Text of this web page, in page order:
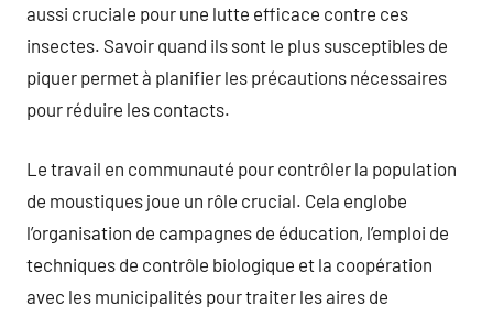
aussi cruciale pour une lutte efficace contre ces
insectes. Savoir quand ils sont le plus susceptibles de
piquer permet à planifier les précautions nécessaires
pour réduire les contacts.
Le travail en communauté pour contrôler la population
de moustiques joue un rôle crucial. Cela englobe
l’organisation de campagnes de éducation, l’emploi de
techniques de contrôle biologique et la coopération
avec les municipalités pour traiter les aires de